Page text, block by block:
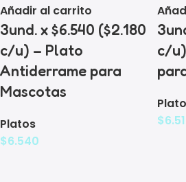
Añadir al carrito
3und. x $6.540 ($2.180
c/u) – Plato
Antiderrame para
Mascotas
Platos
$6.540
c/
$